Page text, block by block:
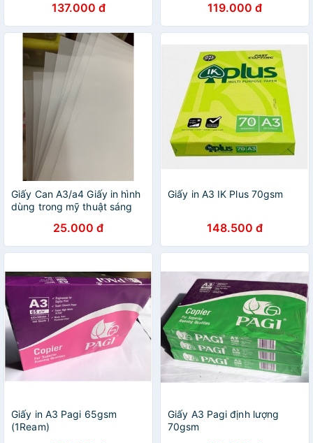
137.000 đ 119.000 đ
Giấy Can A3/a4 Giấy in hình
dùng trong mỹ thuật sáng
Greatway25.000 đ
Giấy in A3 IK Plus 70gsm
148.500 đ
Giấy in A3 Pagi 65gsm
(1Ream)
Giấy A3 Pagi định lượng
70gsm